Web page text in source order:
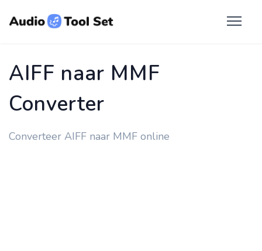
AIFF naar MMF
Converter
Converteer AIFF naar MMF online